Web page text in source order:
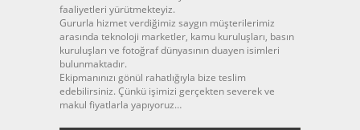
faaliyetleri yürütmekteyiz.
Gururla hizmet verdiğimiz saygın müşterilerimiz
arasında teknoloji marketler, kamu kuruluşları, basın
kuruluşları ve fotoğraf dünyasının duayen isimleri
bulunmaktadır.
Ekipmanınızı gönül rahatlığıyla bize teslim
edebilirsiniz. Çünkü işimizi gerçekten severek ve
makul fiyatlarla yapıyoruz…